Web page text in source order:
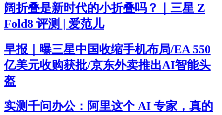
阔折叠是新时代的小折叠吗？｜三星 Z
Fold8 评测 | 爱范儿
早报｜曝三星中国收缩手机布局/EA 550
亿美元收购获批/京东外卖推出AI智能头
盔
实测千问办公：阿里这个 AI 专家，真的